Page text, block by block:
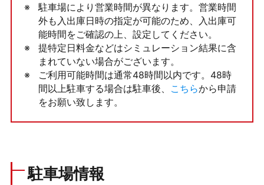
駐車場により営業時間が異なります。営業時間
外も入出庫日時の指定が可能のため、入出庫可
能時間をご確認の上、設定してください。
提特定日料金などはシミュレーション結果に含
まれていない場合がございます。
ご利用可能時間は通常48時間以内です。48時
間以上駐車する場合は駐車後、
こちらから申請
をお願い致します。
駐車場情報